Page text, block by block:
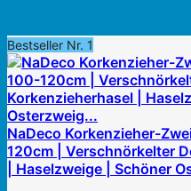
Bestseller Nr. 1
NaDeco Korkenzieher-
120cm | Verschnörkelter
| Haselzweige | Schöner